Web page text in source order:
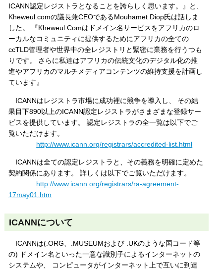
ICANN認定レジストラとなることを誇らしく思います。』と、
Kheweul.comの議長兼CEOであるMouhamet Diop氏は話しま
した。 『Kheweul.Comはドメイン名サービスをアフリカのロ
ーカルなコミュニティに提供するためにアフリカの全ての
ccTLD管理者や世界中の全レジストリと緊密に業務を行うつも
りです。 さらに私達はアフリカの伝統文化のデジタル化の推
進やアフリカのマルチメディアコンテンツの維持支援を計画し
ています』
ICANNはレジストラ市場に成功裡に競争を導入し、 その結
果目下890以上のICANN認定レジストラがさまざまな登録サー
ビスを提供しています。 認定レジストラの全一覧は以下でご
覧いただけます。
http://www.icann.org/registrars/accredited-list.html
ICANNは全ての認定レジストラと、その義務を明確に定めた
契約関係にあります。 詳しくは以下でご覧いただけます。
http://www.icann.org/registrars/ra-agreement-
17may01.htm
ICANNについて
ICANNは(.ORG、.MUSEUMおよび .UKのような国コード等
の) ドメイン名といった一意な識別子によるインターネットの
システムや、 コンピュータがインターネット上で互いに到達